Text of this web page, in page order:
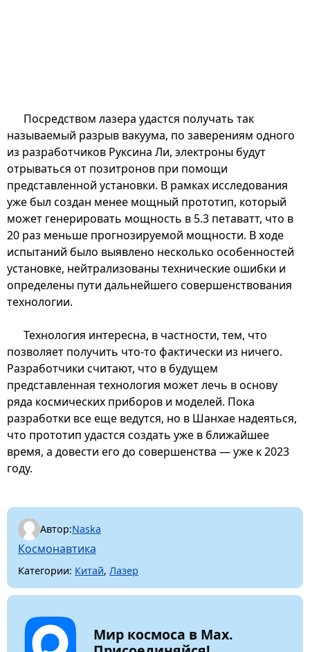
Посредством лазера удастся получать так
называемый разрыв вакуума, по заверениям одного
из разработчиков Руксина Ли, электроны будут
отрываться от позитронов при помощи
представленной установки. В рамках исследования
уже был создан менее мощный прототип, который
может генерировать мощность в 5.3 петаватт, что в
20 раз меньше прогнозируемой мощности. В ходе
испытаний было выявлено несколько особенностей
установке, нейтрализованы технические ошибки и
определены пути дальнейшего совершенствования
технологии.
Технология интересна, в частности, тем, что
позволяет получить что-то фактически из ничего.
Разработчики считают, что в будущем
представленная технология может лечь в основу
ряда космических приборов и моделей. Пока
разработки все еще ведутся, но в Шанхае надеяться,
что прототип удастся создать уже в ближайшее
время, а довести его до совершенства — уже к 2023
году.
Автор:Naska
Космонавтика
Категории: Китай, Лазер
Мир космоса в Max.